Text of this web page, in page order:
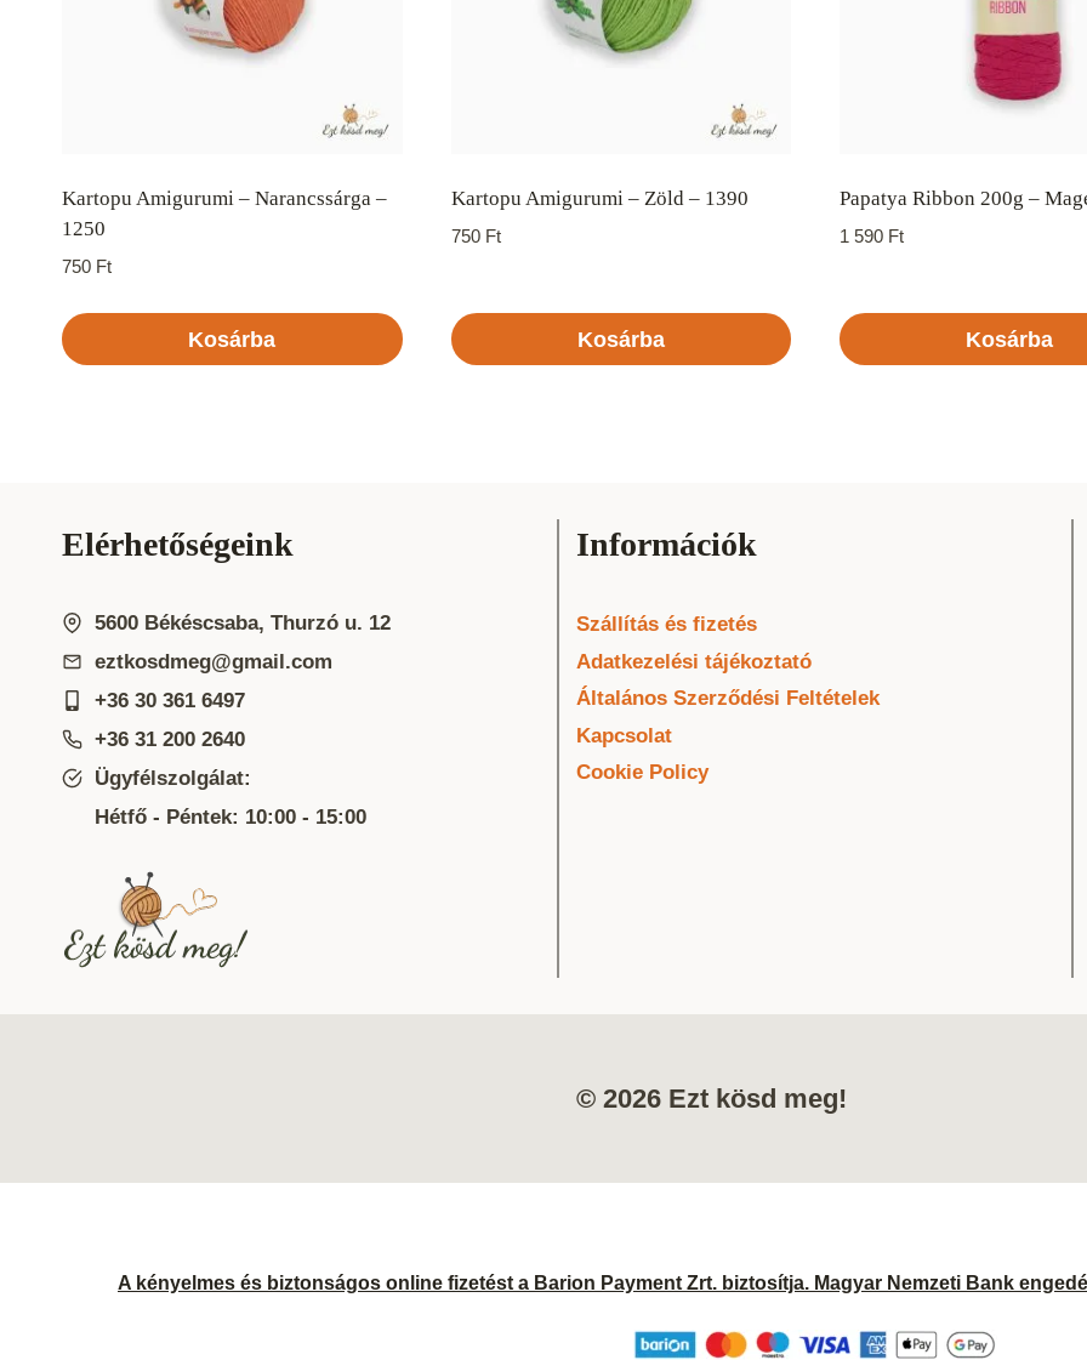
Kartopu Amigurumi – Narancssárga –
1250
750 Ft
Kosárba
Kartopu Amigurumi – Zöld – 1390
750 Ft
Kosárba
Papatya Ribbon 200g –
1 590 Ft
Kosárba
Elérhetőségeink
5600 Békéscsaba, Thurzó u. 12
eztkosdmeg@gmail.com
+36 30 361 6497
+36 31 200 2640
Ügyfélszolgálat:
Hétfő - Péntek: 10:00 - 15:00
Információk
Szállítás és fizetés
Adatkezelési tájékoztató
Általános Szerződési Feltételek
Kapcsolat
Cookie Policy
© 2026 Ezt kösd meg!
A kényelmes és biztonságos online fizetést a Barion Payment Zrt. biztosítja. Magyar Nemzeti Bank